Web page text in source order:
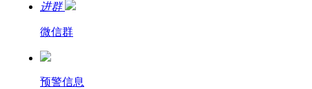
进群
微信群
预警信息